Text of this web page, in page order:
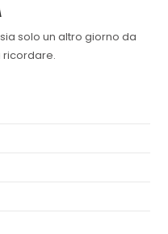
solo un altro giorno da
ricordare.